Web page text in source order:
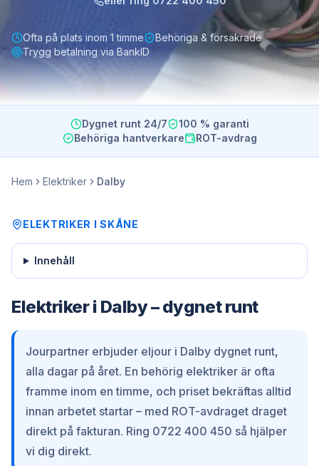
Ofta på plats inom 1 timme
Behöriga & försäkrade
Trygg betalning via BankID
Dygnet runt 24/7
100 % garanti
Behöriga hantverkare
ROT-avdrag
Hem Elektriker Dalby
ELEKTRIKER ISKÅNE
Innehåll
Elektriker i Dalby – dygnet runt
Jourpartner erbjuder eljour i Dalby dygnet runt,
alla dagar på året. En behörig elektriker är ofta
framme inom en timme, och priset bekräftas alltid
innan arbetet startar – med ROT-avdraget draget
direkt på fakturan. Ring 0722 400 450 så hjälper
vi dig direkt.